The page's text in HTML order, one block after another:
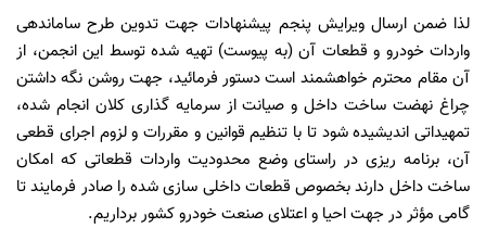
لذا ضمن ارسال ویرایش پنجم پیشنهادات جهت تدوین طرح ساماندهی
واردات خودرو و قطعات آن (به پیوست) تهیه شده توسط این انجمن، از
آن مقام محترم خواهشمند است دستور فرمائید، جهت روشن نگه داشتن
چراغ نهضت ساخت داخل و صیانت از سرمایه گذاری کلان انجام شده،
تمهیداتی اندیشیده شود تا با تنظیم قوانین و مقررات و لزوم اجرای قطعی
آن، برنامه ریزی در راستای وضع محدودیت واردات قطعاتی که امکان
ساخت داخل دارند بخصوص قطعات داخلی سازی شده را صادر فرمایند تا
گامی مؤثر در جهت احیا و اعتلای صنعت خودرو کشور برداریم.